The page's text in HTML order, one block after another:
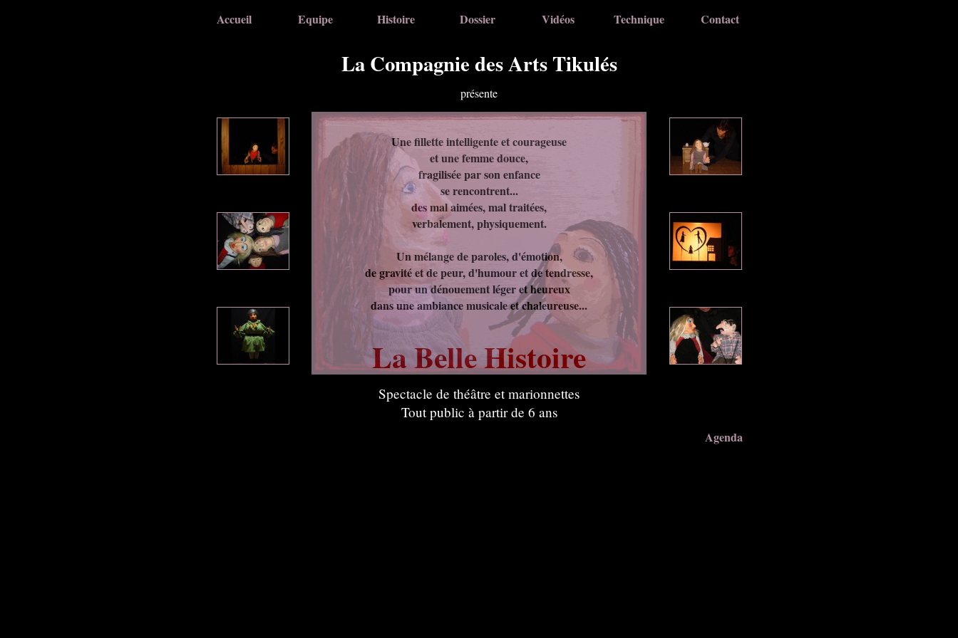
Accueil Equipe Histoire Dossier Vidéos Technique Contact
La Compagnie des Arts Tikulés
présente
Une fillette intelligente et courageuse
et une femme douce,
fragilisée par son enfance
se rencontrent...
des mal aimées, mal traitées,
verbalement, physiquement.
Un mélange de paroles, d'émotion,
de gravité et de peur, d'humour et de tendresse,
pour un dénouement léger et heureux
dans une ambiance musicale et chaleureuse...
La Belle Histoire
de Mounira
Spectacle de théâtre et marionnettes
Tout public à partir de 6 ans
Agenda